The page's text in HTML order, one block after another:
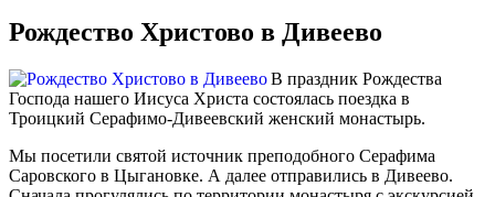
Рождество Христово в Дивеево
В праздник Рождества
Господа нашего Иисуса Христа состоялась поездка в
Троицкий Серафимо-Дивеевский женский монастырь.
Мы посетили святой источник преподобного Серафима
Саровского в Цыгановке. А далее отправились в Дивеево.